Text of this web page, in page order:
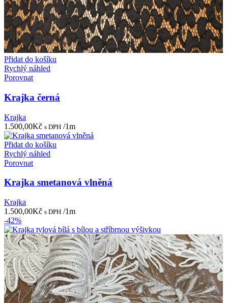
Přidat do košíku
Rychlý náhled
Porovnat
Krajka černá
Krajka
1.500,00Kč s DPH /1m
Přidat do košíku
Rychlý náhled
Porovnat
Krajka smetanová vlněná
Krajka
1.500,00Kč s DPH /1m
-42%